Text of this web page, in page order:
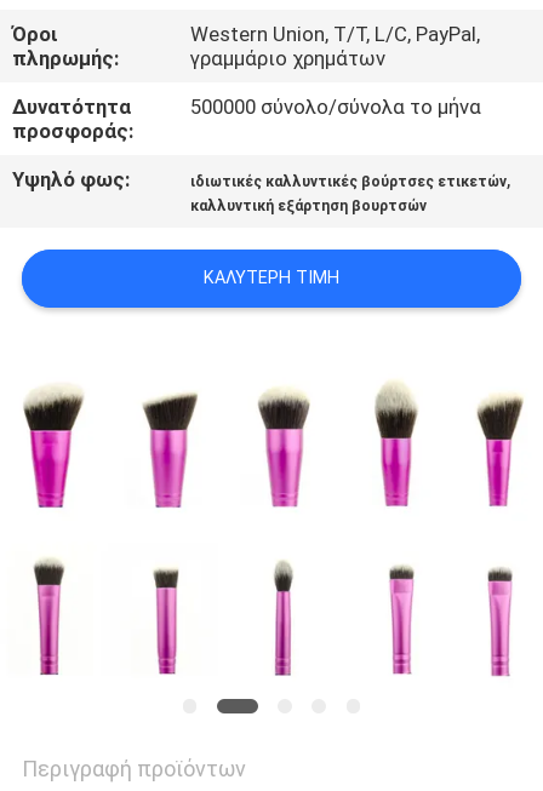
Όροι
πληρωμής:
Western Union, T/T, L/C, PayPal,
γραμμάριο χρημάτων
Δυνατότητα
προσφοράς:
500000 σύνολο/σύνολα το μήνα
Υψηλό φως: ιδιωτικές καλλυντικές βούρτσες ετικετών,
καλλυντική εξάρτηση βουρτσών
ΚΑΛΎΤΕΡΗ ΤΙΜΉ
Περιγραφή προϊόντων